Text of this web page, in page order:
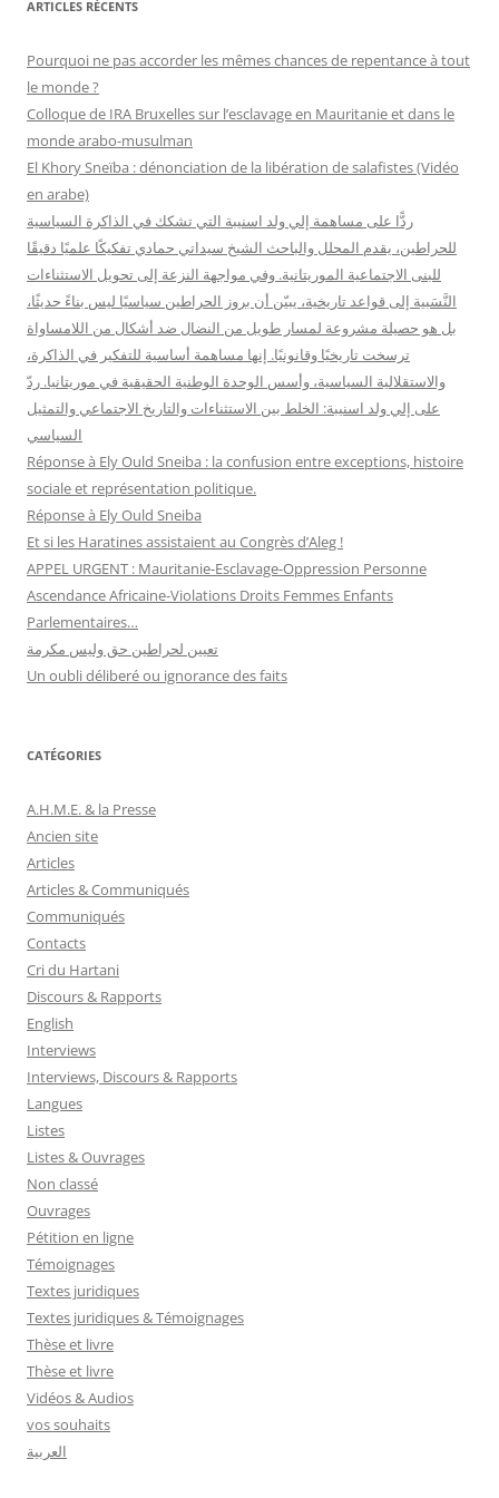
r
c
h
r
ARTICLES RÉCENTS
Pourquoi ne pas accorder les mêmes chances de repentance à tout
le monde ?
Colloque de IRA Bruxelles sur l’esclavage en Mauritanie et dans le
monde arabo-musulman
El Khory Sneïba : dénonciation de la libération de salafistes (Vidéo
en arabe)
ردًّا على مساهمة إلي ولد اسنيبة التي تشكك في الذاكرة السياسية
للحراطين، يقدم المحلل والباحث الشيخ سيداتي حمادي تفكيكًا علميًا دقيقًا
للبنى الاجتماعية الموريتانية. وفي مواجهة النزعة إلى تحويل الاستثناءات
النَّسَبية إلى قواعد تاريخية، يبيّن أن بروز الحراطين سياسيًا ليس بناءً حديثًا،
بل هو حصيلة مشروعة لمسار طويل من النضال ضد أشكال من اللامساواة
ترسخت تاريخيًا وقانونيًا. إنها مساهمة أساسية للتفكير في الذاكرة،
والاستقلالية السياسية، وأسس الوحدة الوطنية الحقيقية في موريتانيا. ردّ
على إلي ولد اسنيبة: الخلط بين الاستثناءات والتاريخ الاجتماعي والتمثيل
السياسي
Réponse à Ely Ould Sneiba : la confusion entre exceptions, histoire
sociale et représentation politique.
Réponse à Ely Ould Sneiba
Et si les Haratines assistaient au Congrès d’Aleg !
APPEL URGENT : Mauritanie-Esclavage-Oppression Personne
Ascendance Africaine-Violations Droits Femmes Enfants
Parlementaires…
تعيين لحراطين حق وليس مكرمة
Un oubli déliberé ou ignorance des faits
CATÉGORIES
A.H.M.E. & la Presse
Ancien site
Articles
Articles & Communiqués
Communiqués
Contacts
Cri du Hartani
Discours & Rapports
English
Interviews
Interviews, Discours & Rapports
Langues
Listes
Listes & Ouvrages
Non classé
Ouvrages
Pétition en ligne
Témoignages
Textes juridiques
Textes juridiques & Témoignages
Thèse et livre
Thèse et livre
Vidéos & Audios
vos souhaits
العربية